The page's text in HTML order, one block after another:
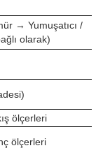
→ Yumuşatıcı /
olarak)
ölçerleri
ölçerleri